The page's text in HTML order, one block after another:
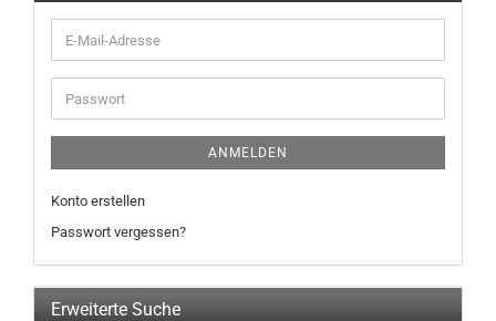
ANMELDEN
Konto erstellen
Passwort vergessen?
Erweiterte Suche